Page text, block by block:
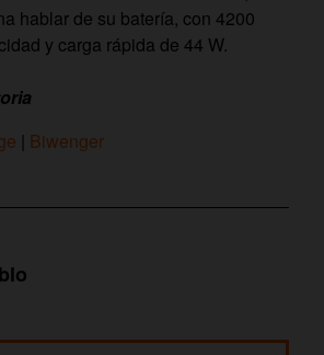
hablar de su batería, con 4200
y carga rápida de 44 W.
| Biwenger